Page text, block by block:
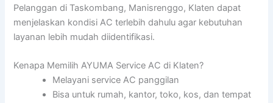
Pelanggan di Taskombang, Manisrenggo, Klaten dapat
menjelaskan kondisi AC terlebih dahulu agar kebutuhan
layanan lebih mudah diidentifikasi.
Kenapa Memilih AYUMA Service AC di Klaten?
Melayani service AC panggilan
Bisa untuk rumah, kantor, toko, kos, dan tempat